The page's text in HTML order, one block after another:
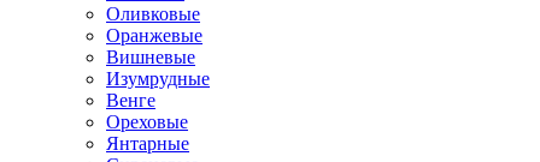
Оливковые
Оранжевые
Вишневые
Изумрудные
Венге
Ореховые
Янтарные